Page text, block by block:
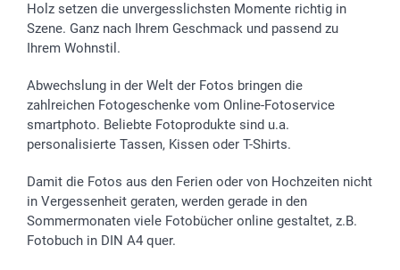
Geschenk-Gutscheine (PDF)
Partnerprogramme
Investor Relations
Widerrufsrecht
Hochzeit
Geburtstag
Zu allen Anlässen
Zahlungsmöglichkeiten
Anmelden /Registrieren
Status der Bestellung
smartfriends
smartgarantie
smartbonus
Holz setzen die unvergesslichsten Momente richtig in
Szene. Ganz nach Ihrem Geschmack und passend zu
Ihrem Wohnstil.
Abwechslung in der Welt der Fotos bringen die
zahlreichen Fotogeschenke vom Online-Fotoservice
smartphoto. Beliebte Fotoprodukte sind u.a.
personalisierte Tassen, Kissen oder T-Shirts.
Damit die Fotos aus den Ferien oder von Hochzeiten nicht
in Vergessenheit geraten, werden gerade in den
Sommermonaten viele Fotobücher online gestaltet, z.B.
Fotobuch in DIN A4 quer.